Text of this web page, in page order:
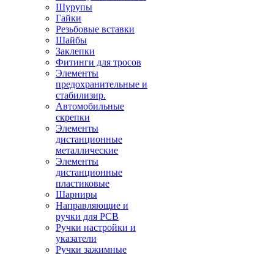
Шурупы
Гайки
Резьбовые вставки
Шайбы
Заклепки
Фитинги для тросов
Элементы
предохранительные и
стабилизир.
Автомобильные
скрепки
Элементы
дистанционные
металлические
Элементы
дистанционные
пластиковые
Шарниры
Направляющие и
ручки для PCB
Ручки настройки и
указатели
Ручки зажимные